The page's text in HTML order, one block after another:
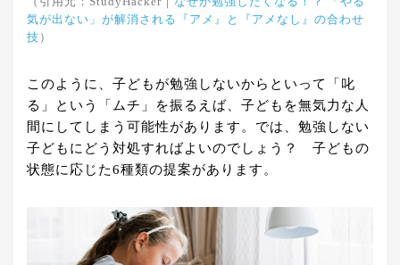
気が出ない」が解消される『アメ』と『アメなし』の合わせ
技 ）
このように、子どもが勉強しないからといって「叱
る」という「ムチ」を振るえば、子どもを無気力な人
間にしてしまう可能性があります。では、勉強しない
子どもにどう対処すればよいのでしょう？ 子どもの
状態に応じた6種類の提案があります。